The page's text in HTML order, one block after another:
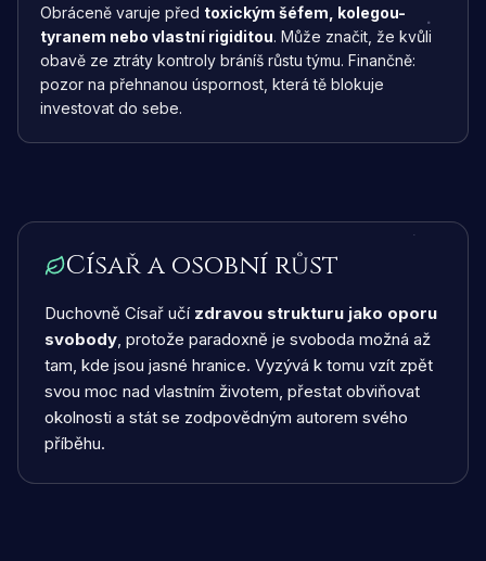
Obráceně varuje před toxickým šéfem, kolegou-
tyranem nebo vlastní rigiditou. Může značit, že kvůli
obavě ze ztráty kontroly bráníš růstu týmu. Finančně:
pozor na přehnanou úspornost, která tě blokuje
investovat do sebe.
Císař a osobní růst
Duchovně Císař učí zdravou strukturu jako oporu
svobody, protože paradoxně je svoboda možná až
tam, kde jsou jasné hranice. Vyzývá k tomu vzít zpět
svou moc nad vlastním životem, přestat obviňovat
okolnosti a stát se zodpovědným autorem svého
příběhu.